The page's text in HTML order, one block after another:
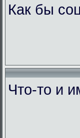
Как бы
Что-то и